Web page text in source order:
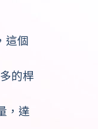
這個
的桿
，達